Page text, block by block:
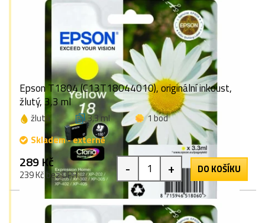
Epson T1804 (C13T18044010), originální inkoust,
žlutý, 3,3 ml
žlutá 3,3 ml
1 bod
Skladem - externě
289 Kč
239 Kč bez DPH - + DO KOŠÍKU